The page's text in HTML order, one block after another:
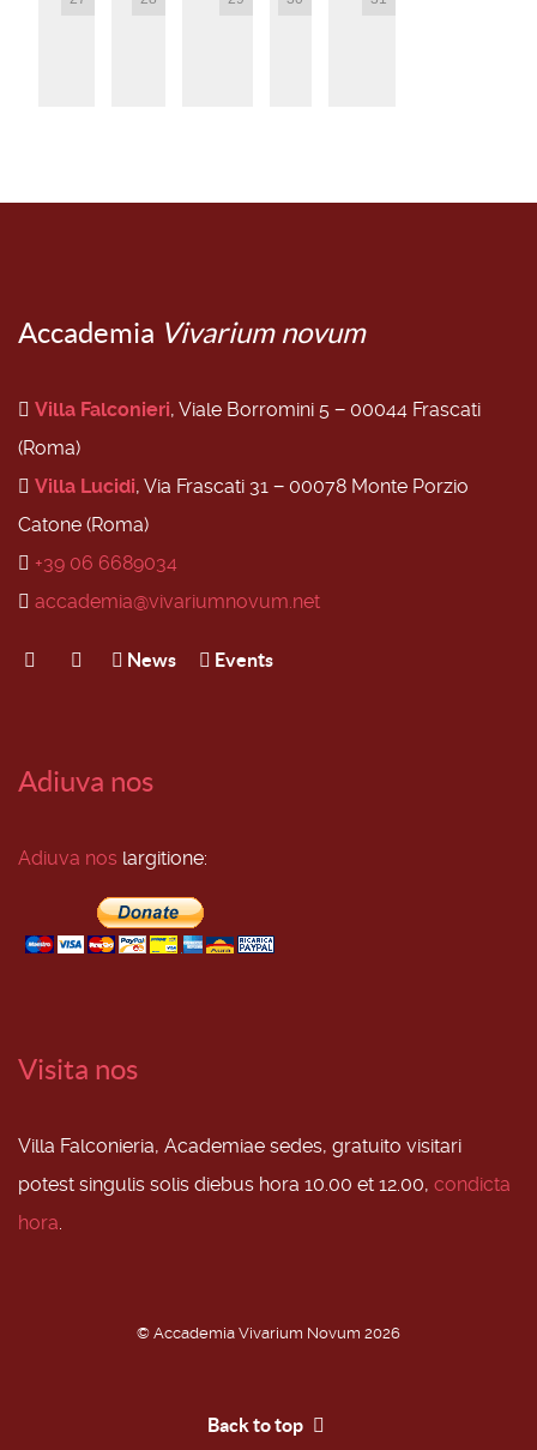
Accademia Vivarium novum
Villa Falconieri, Viale Borromini 5 − 00044 Frascati
(Roma)
Villa Lucidi, Via Frascati 31 − 00078 Monte Porzio
Catone (Roma)
+39 06 6689034
accademia@vivariumnovum.net
News Events
Adiuva nos
Adiuva nos largitione:
Visita nos
Villa Falconieria, Academiae sedes, gratuito visitari
potest singulis solis diebus hora 10.00 et 12.00, condicta
hora.
© Accademia Vivarium Novum 2026
Back to top